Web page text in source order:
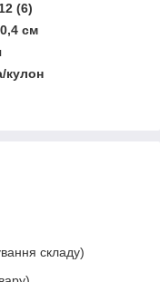
(6)
см
кулон
складу)